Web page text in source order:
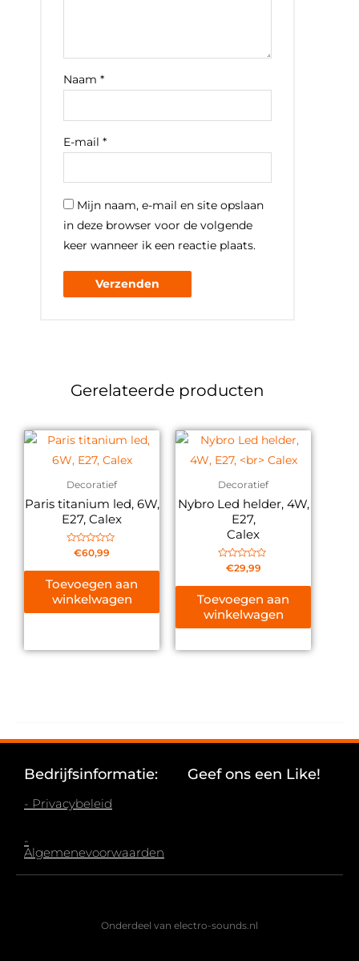
Naam*
E-mail*
Mijn naam, e-mail en site opslaan
in deze browser voor de volgende
keer wanneer ik een reactie plaats.
Gerelateerde producten
Decoratief
Paris titanium led, 6W,
E27, Calex
Gewaardeerd
€60,99
Toevoegen aan
winkelwagen
Decoratief
Nybro Led helder, 4W,
E27,
Calex
Gewaardeerd
€29,99
Toevoegen aan
winkelwagen
Bedrijfsinformatie:
- Privacybeleid
-
Algemenevoorwaarden
Geef ons een Like!
Onderdeel van electro-sounds.nl